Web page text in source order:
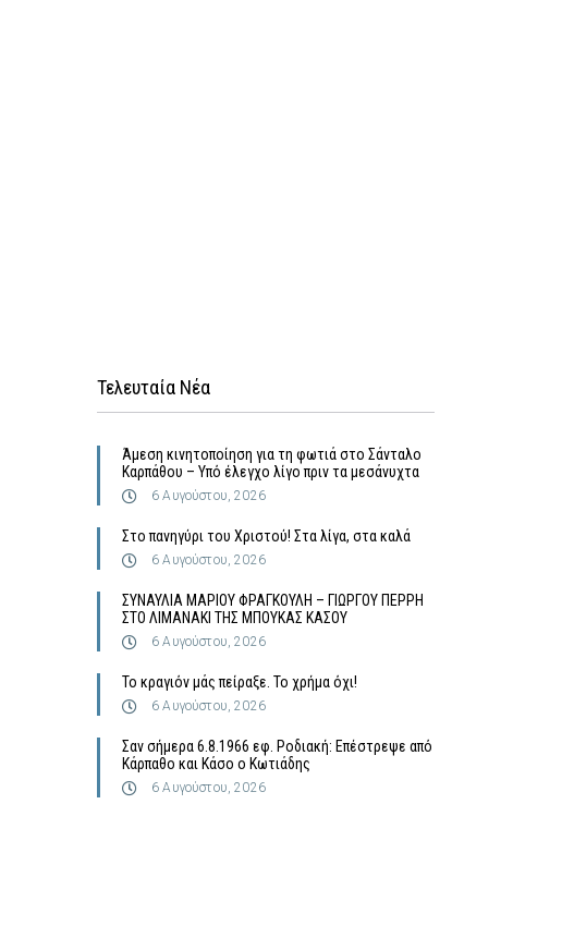
Τελευταία Νέα
Άμεση κινητοποίηση για τη φωτιά στο Σάνταλο
Καρπάθου – Υπό έλεγχο λίγο πριν τα μεσάνυχτα
6 Αυγούστου, 2026
Στο πανηγύρι του Χριστού! Στα λίγα, στα καλά
6 Αυγούστου, 2026
ΣΥΝΑΥΛΙΑ ΜΑΡΙΟΥ ΦΡΑΓΚΟΥΛΗ – ΓΙΩΡΓΟΥ ΠΕΡΡΗ
ΣΤΟ ΛΙΜΑΝΑΚΙ ΤΗΣ ΜΠΟΥΚΑΣ ΚΑΣΟΥ
6 Αυγούστου, 2026
Το κραγιόν μάς πείραξε. Το χρήμα όχι!
6 Αυγούστου, 2026
Σαν σήμερα 6.8.1966 εφ. Ροδιακή: Επέστρεψε από
Κάρπαθο και Κάσο ο Κωτιάδης
6 Αυγούστου, 2026